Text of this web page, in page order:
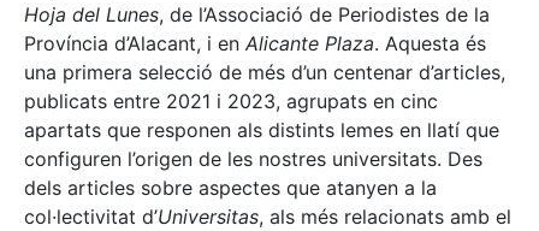
Hoja del Lunes, de l’Associació de Periodistes de la
Província d’Alacant, i en Alicante Plaza. Aquesta és
una primera selecció de més d’un centenar d’articles,
publicats entre 2021 i 2023, agrupats en cinc
apartats que responen als distints lemes en llatí que
configuren l’origen de les nostres universitats. Des
dels articles sobre aspectes que atanyen a la
col·lectivitat d’Universitas, als més relacionats amb el